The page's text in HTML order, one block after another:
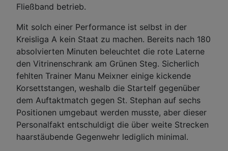
Fließband betrieb.
Mit solch einer Performance ist selbst in der
Kreisliga A kein Staat zu machen. Bereits nach 180
absolvierten Minuten beleuchtet die rote Laterne
den Vitrinenschrank am Grünen Steg. Sicherlich
fehlten Trainer Manu Meixner einige kickende
Korsettstangen, weshalb die Startelf gegenüber
dem Auftaktmatch gegen St. Stephan auf sechs
Positionen umgebaut werden musste, aber dieser
Personalfakt entschuldigt die über weite Strecken
haarstäubende Gegenwehr lediglich minimal.